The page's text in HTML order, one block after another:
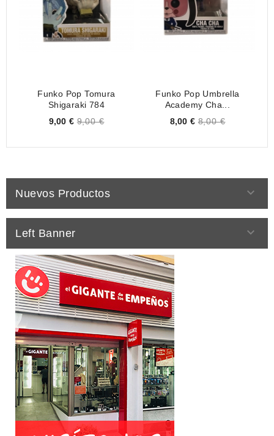
Funko Pop Tomura
Shigaraki 784
Price
9,00 € 9,00 €
Funko Pop Umbrella
Academy Cha...
Price
8,00 € 8,00 €
Nuevos Productos 
Left Banner 